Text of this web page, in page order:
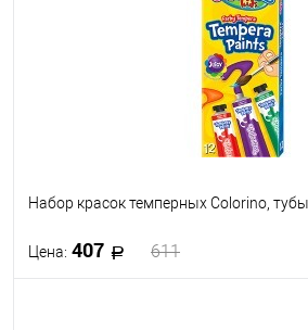
Набор красок темперных Colorino,
Цена: 407 611